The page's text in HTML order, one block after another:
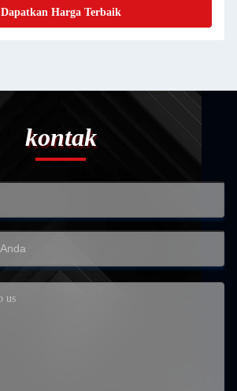
Dapatkan Harga Terbaik
kontak